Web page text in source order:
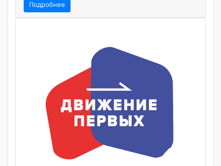
Подробнее